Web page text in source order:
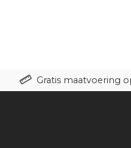
Gratis maatvoering